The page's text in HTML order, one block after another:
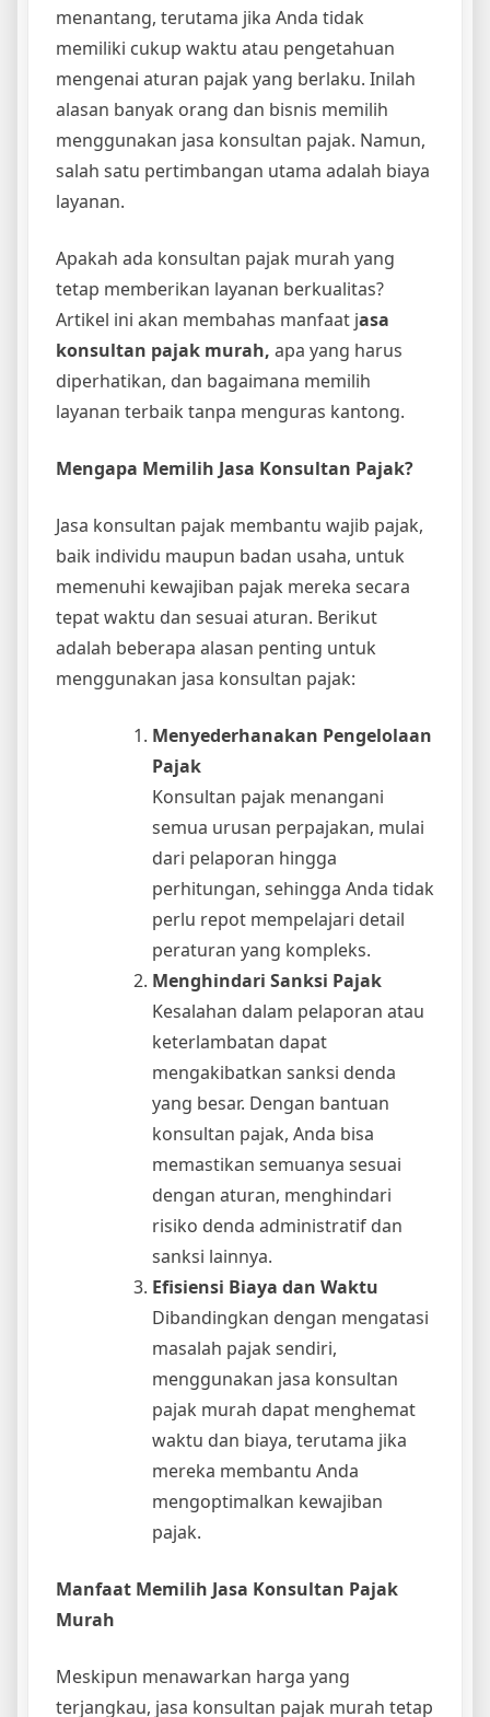
menantang, terutama jika Anda tidak
memiliki cukup waktu atau pengetahuan
mengenai aturan pajak yang berlaku. Inilah
alasan banyak orang dan bisnis memilih
menggunakan jasa konsultan pajak. Namun,
salah satu pertimbangan utama adalah biaya
layanan.
Apakah ada konsultan pajak murah yang
tetap memberikan layanan berkualitas?
Artikel ini akan membahas manfaat jasa
konsultan pajak murah, apa yang harus
diperhatikan, dan bagaimana memilih
layanan terbaik tanpa menguras kantong.
Mengapa Memilih Jasa Konsultan Pajak?
Jasa konsultan pajak membantu wajib pajak,
baik individu maupun badan usaha, untuk
memenuhi kewajiban pajak mereka secara
tepat waktu dan sesuai aturan. Berikut
adalah beberapa alasan penting untuk
menggunakan jasa konsultan pajak:
Menyederhanakan Pengelolaan
Pajak
Konsultan pajak menangani
semua urusan perpajakan, mulai
dari pelaporan hingga
perhitungan, sehingga Anda tidak
perlu repot mempelajari detail
peraturan yang kompleks.
Menghindari Sanksi Pajak
Kesalahan dalam pelaporan atau
keterlambatan dapat
mengakibatkan sanksi denda
yang besar. Dengan bantuan
konsultan pajak, Anda bisa
memastikan semuanya sesuai
dengan aturan, menghindari
risiko denda administratif dan
sanksi lainnya.
Efisiensi Biaya dan Waktu
Dibandingkan dengan mengatasi
masalah pajak sendiri,
menggunakan jasa konsultan
pajak murah dapat menghemat
waktu dan biaya, terutama jika
mereka membantu Anda
mengoptimalkan kewajiban
pajak.
Manfaat Memilih Jasa Konsultan Pajak
Murah
Meskipun menawarkan harga yang
terjangkau, jasa konsultan pajak murah tetap